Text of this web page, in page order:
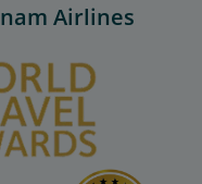
Airlines